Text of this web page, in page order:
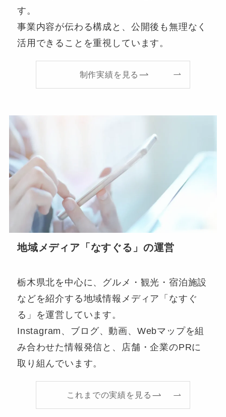
す。
事業内容が伝わる構成と、公開後も無理なく
活用できることを重視しています。
制作実績を見る
地域メディア「なすぐる」の運営
栃木県北を中心に、グルメ・観光・宿泊施設
などを紹介する地域情報メディア「なすぐ
る」を運営しています。
Instagram、ブログ、動画、Webマップを組
み合わせた情報発信と、店舗・企業のPRに
取り組んでいます。
これまでの実績を見る